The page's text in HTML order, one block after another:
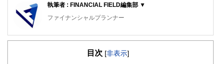
執筆者 : FINANCIAL FIELD編集部 ▼
ファイナンシャルプランナー
FinancialField編集部は、金融、経済に関する記事を、日々
知識がない方でも理解できるようわかりやすく発信していま
目次 [非表示]